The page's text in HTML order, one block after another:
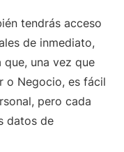
tendrás acceso
de inmediato,
que, una vez que
o Negocio, es fácil
pero cada
datos de